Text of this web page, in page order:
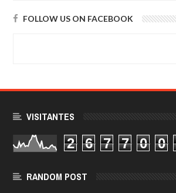
FOLLOW US ON FACEBOOK
VISITANTES
2 6 7 7 0 0
RANDOM POST